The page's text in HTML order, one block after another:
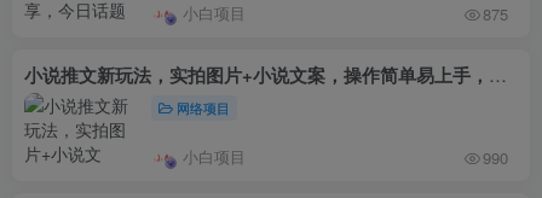
小白项目 875
小说推文新玩法，实拍图片+小说文案，操作简单易上手，单条视频收益四位数
网络项目
小白项目 990